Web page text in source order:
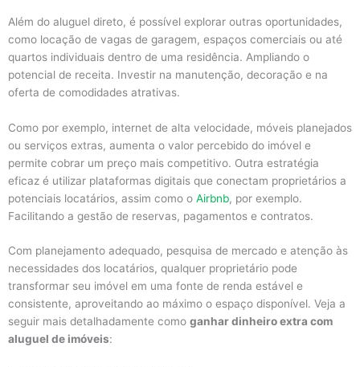
Além do aluguel direto, é possível explorar outras oportunidades,
como locação de vagas de garagem, espaços comerciais ou até
quartos individuais dentro de uma residência. Ampliando o
potencial de receita. Investir na manutenção, decoração e na
oferta de comodidades atrativas.
Como por exemplo, internet de alta velocidade, móveis planejados
ou serviços extras, aumenta o valor percebido do imóvel e
permite cobrar um preço mais competitivo. Outra estratégia
eficaz é utilizar plataformas digitais que conectam proprietários a
potenciais locatários, assim como o Airbnb, por exemplo.
Facilitando a gestão de reservas, pagamentos e contratos.
Com planejamento adequado, pesquisa de mercado e atenção às
necessidades dos locatários, qualquer proprietário pode
transformar seu imóvel em uma fonte de renda estável e
consistente, aproveitando ao máximo o espaço disponível. Veja a
seguir mais detalhadamente como ganhar dinheiro extra com
aluguel de imóveis: